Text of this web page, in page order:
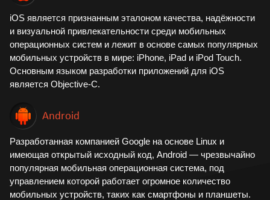
iOS является признанным эталоном качества, надёжности
и визуальной привлекательности среди мобильных
операционных систем и лежит в основе самых популярных
мобильных устройств в мире: iPhone, iPad и iPod Touch.
Основным языком разработки приложений для iOS
является Objective-С.
Android
Разработанная компанией Google на основе Linux и
имеющая открытый исходный код, Android — чрезвычайно
популярная мобильная операционная система, под
управлением которой работает огромное количество
мобильных устройств, таких как смартфоны и планшеты.